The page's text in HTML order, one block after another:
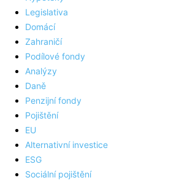
Legislativa
Domácí
Zahraničí
Podílové fondy
Analýzy
Daně
Penzijní fondy
Pojištění
EU
Alternativní investice
ESG
Sociální pojištění